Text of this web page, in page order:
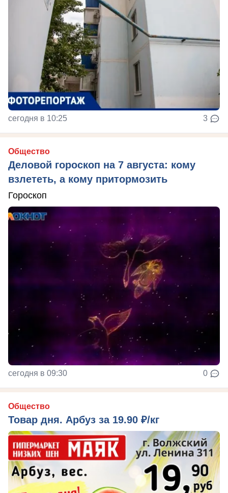
сегодня в 10:25 3
Общество
Деловой гороскоп на 7 августа: кому
взлететь, а кому притормозить
Гороскоп
сегодня в 09:30 0
Общество
Товар дня. Арбуз за 19.90 ₽/кг